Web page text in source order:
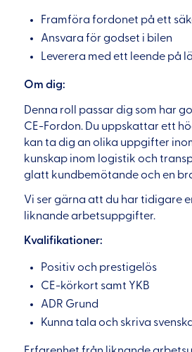
Framföra fordonet på ett
Ansvara för godset i bilen
Leverera med ett leende på
Om dig:
Denna roll passar dig som har
CE-Fordon. Du uppskattar ett
kan ta dig an olika uppgifter
kunskap inom logistik och
glatt kundbemötande och en
Vi ser gärna att du har tidigare
liknande arbetsuppgifter.
Kvalifikationer:
Positiv och prestigelös
CE-körkort samt YKB
ADR Grund
Kunna tala och skriva